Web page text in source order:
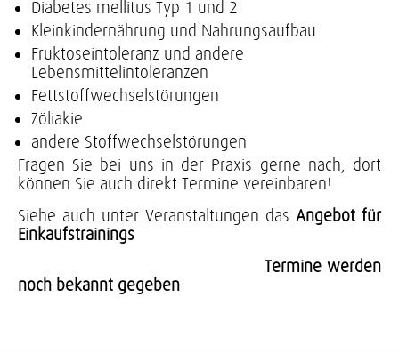
Diabetes mellitus Typ 1 und 2
Kleinkindernährung und Nahrungsaufbau
Fruktoseintoleranz und andere
Lebensmittelintoleranzen
Fettstoffwechselstörungen
Zöliakie
andere Stoffwechselstörungen
Fragen Sie bei uns in der Praxis gerne nach, dort
können Sie auch direkt Termine vereinbaren!
Siehe auch unter Veranstaltungen das Angebot für
Einkaufstrainings
Termine werden
noch bekannt gegeben